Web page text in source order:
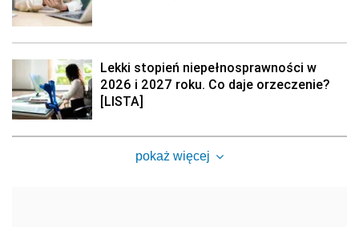
Lekki stopień niepełnosprawności w
2026 i 2027 roku. Co daje orzeczenie?
[LISTA]
pokaż więcej